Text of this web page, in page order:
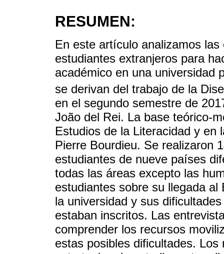
RESUMEN:
En este artículo analizamos
estudiantes extranjeros para
académico en una universidad
se derivan del trabajo de la
en el segundo semestre de
João del Rei. La base teórico-
Estudios de la Literacidad y en
Pierre Bourdieu. Se realizaron
estudiantes de nueve países
todas las áreas excepto las
estudiantes sobre su llegada
la universidad y sus
estaban inscritos. Las
comprender los recursos
estas posibles dificultades.